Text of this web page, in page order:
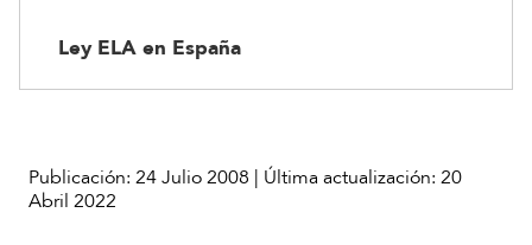
Ley ELA en España
Publicación: 24 Julio 2008 | Última actualización: 20
Abril 2022